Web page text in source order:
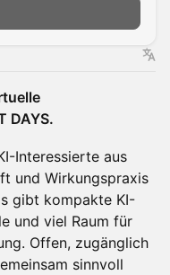
DAYS.
Interessierte aus
und Wirkungspraxis
gibt kompakte KI-
und viel Raum für
Offen, zugänglich
sinnvoll